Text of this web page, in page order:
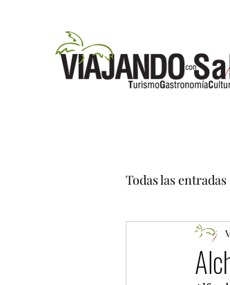
Todas las entradas